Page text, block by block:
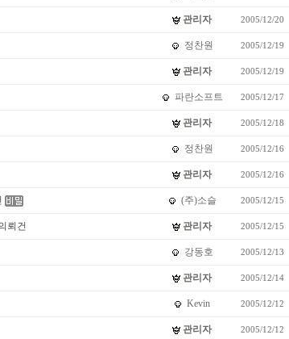
관리자 2005/12/20
정찬원 2005/12/19
관리자 2005/12/19
파란소프트 2005/12/17
관리자 2005/12/18
정찬원 2005/12/16
관리자 2005/12/16
(주)소슬 2005/12/15
뢰건 관리자 2005/12/15
강동호 2005/12/13
관리자 2005/12/14
Kevin 2005/12/12
관리자 2005/12/12